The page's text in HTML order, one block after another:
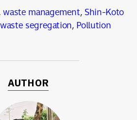
waste management,Shin-Koto
waste segregation,Pollution
AUTHOR